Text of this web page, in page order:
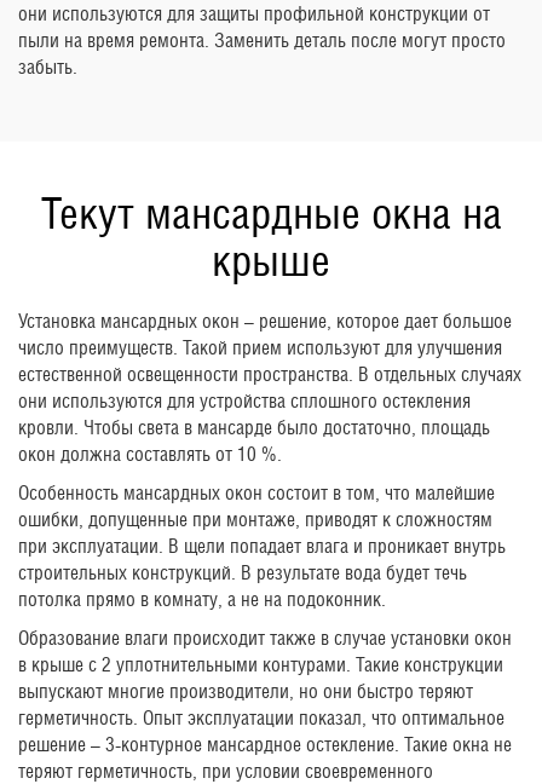
они используются для защиты профильной конструкции от
пыли на время ремонта. Заменить деталь после могут просто
забыть.
Текут мансардные окна на
крыше
Установка мансардных окон – решение, которое дает большое
число преимуществ. Такой прием используют для улучшения
естественной освещенности пространства. В отдельных случаях
они используются для устройства сплошного остекления
кровли. Чтобы света в мансарде было достаточно, площадь
окон должна составлять от 10 %.
Особенность мансардных окон состоит в том, что малейшие
ошибки, допущенные при монтаже, приводят к сложностям
при эксплуатации. В щели попадает влага и проникает внутрь
строительных конструкций. В результате вода будет течь
потолка прямо в комнату, а не на подоконник.
Образование влаги происходит также в случае установки окон
в крыше с 2 уплотнительными контурами. Такие конструкции
выпускают многие производители, но они быстро теряют
герметичность. Опыт эксплуатации показал, что оптимальное
решение – 3-контурное мансардное остекление. Такие окна не
теряют герметичность, при условии своевременного